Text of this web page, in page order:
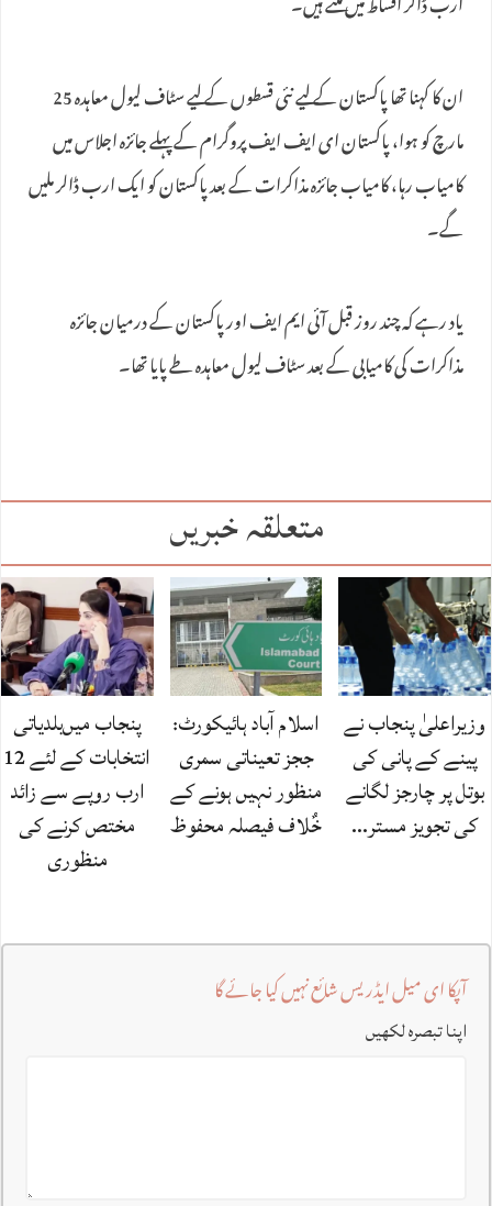
ان کا کہنا تھا پاکستان کے لیے نئی قسطوں کے لیے سٹاف لیول معاہدہ 25
مارچ کو ہوا، پاکستان ای ایف ایف پروگرام کے پہلے جائزہ اجلاس میں
کامیاب رہا، کامیاب جائزہ مذاکرات کے بعد پاکستان کو ایک ارب ڈالر ملیں
گے۔
یاد رہے کہ چند روز قبل آئی ایم ایف اور پاکستان کے درمیان جائزہ
مذاکرات کی کامیابی کے بعد سٹاف لیول معاہدہ طے پایا تھا۔
متعلقہ خبریں
وزیراعلیٰ پنجاب نے
پینے کے پانی کی
بوتل پر چارجز لگانے
کی تجویز مستر…
اسلام آباد ہائیکورٹ:
ججز تعیناتی سمری
منظور نہیں‌ ہونے کے
خٌلاف فیصلہ محفوظ
پنجاب میں‌بلدیاتی
انتخابات کے لئے 12
ارب روپے سے زائد
مختص کرنے کی
منظوری
آپکا ای میل ایڈریس شائع نہیں کیا جائے گا
اپنا تبصرہ لکھیں